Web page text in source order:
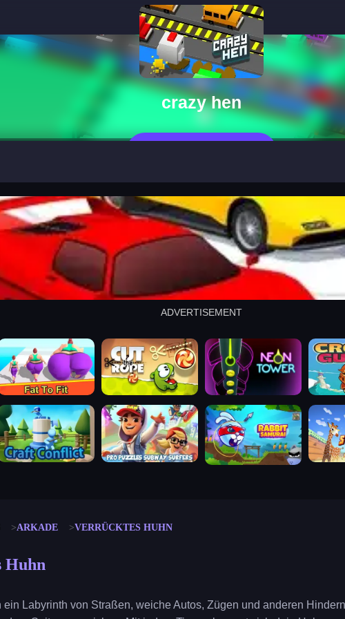
crazy hen
ADVERTISEMENT
to fit cut the rope neon tower crown
conflict subway surfers rabbit samurai rodeo
ARKADE VERRÜCKTES HUHN
Huhn
ein Labyrinth von Straßen, weiche Autos, Zügen und anderen